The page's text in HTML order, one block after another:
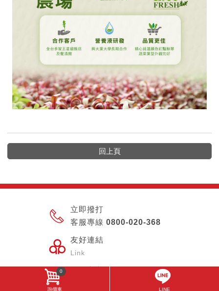
回上頁
詢價車
0
LINE
立即撥打
客服專線 0800-020-368
友好連結
Link